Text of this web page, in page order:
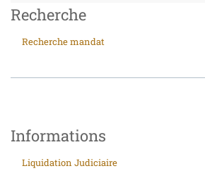
Recherche
Recherche mandat
Informations
Liquidation Judiciaire